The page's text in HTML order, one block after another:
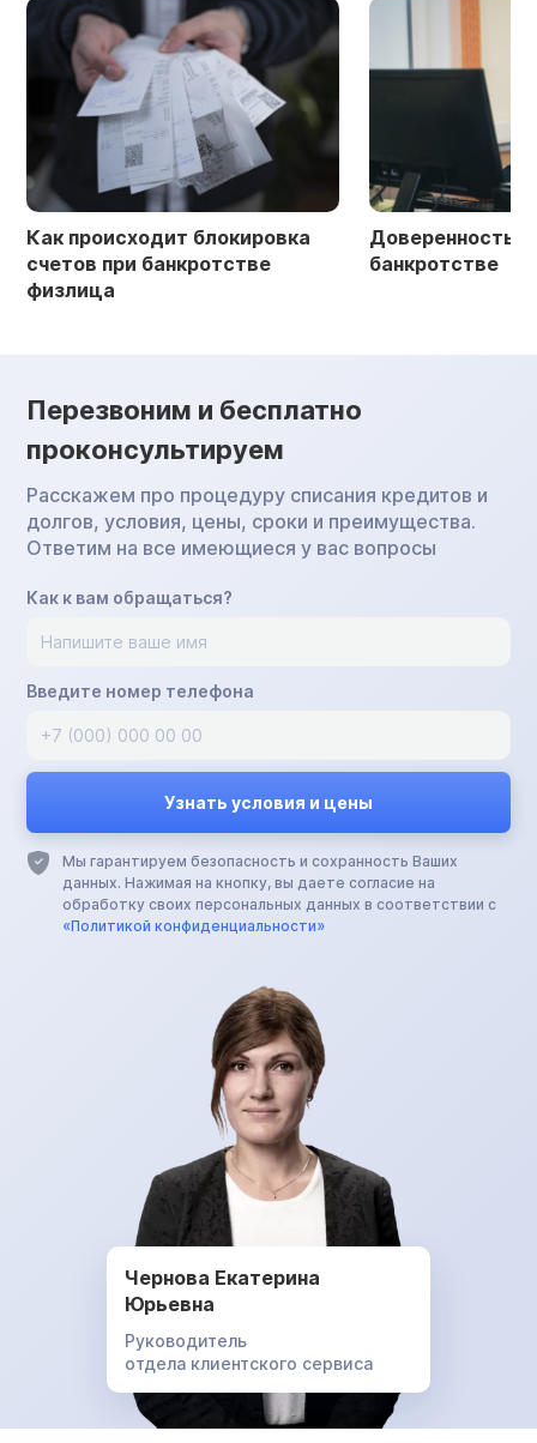
Как происходит блокировка
счетов при банкротстве
физлица
Доверенность
банкротстве
Перезвоним и бесплатно
проконсультируем
Расскажем про процедуру списания кредитов и
долгов, условия, цены, сроки и преимущества.
Ответим на все имеющиеся у вас вопросы
Как к вам обращаться?
Введите номер телефона
Мы гарантируем безопасность и сохранность Ваших
данных. Нажимая на кнопку, вы даете согласие на
обработку своих персональных данных в соответствии с
«Политикой конфиденциальности»
Чернова Екатерина
Юрьевна
Руководитель
отдела клиентского сервиса